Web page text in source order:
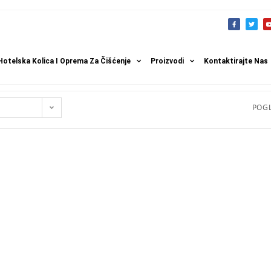
Kolica I Oprema Za Čišćenje Proizvodi Kontaktirajte Nas